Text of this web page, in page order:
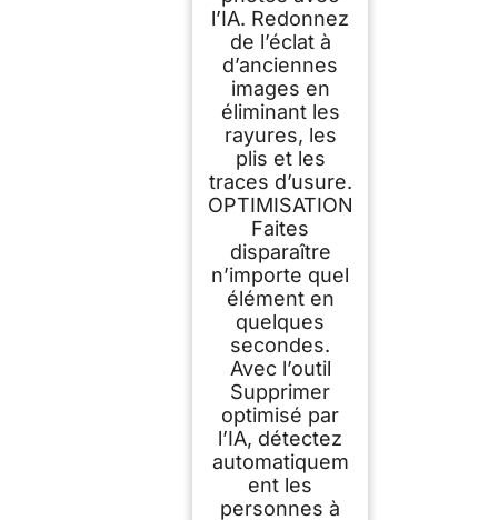
l’IA. Redonnez
de l’éclat à
d’anciennes
images en
éliminant les
rayures, les
plis et les
traces d’usure.
OPTIMISATION
Faites
disparaître
n’importe quel
élément en
quelques
secondes.
Avec l’outil
Supprimer
optimisé par
l’IA, détectez
automatiquem
ent les
personnes à